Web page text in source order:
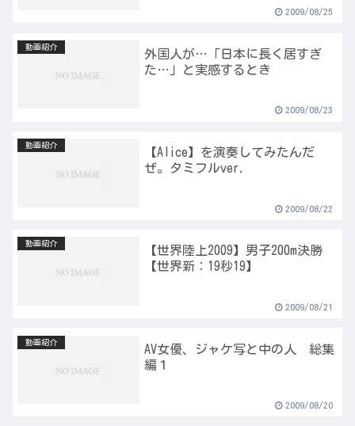
2009/08/25
動画紹介
外国人が…「日本に長く居すぎ
た…」と実感するとき
2009/08/23
動画紹介
【Alice】を演奏してみたんだ
ぜ。タミフルver.
2009/08/22
動画紹介
【世界陸上2009】男子200m決勝
【世界新：19秒19】
2009/08/21
動画紹介
AV女優、ジャケ写と中の人 総集
編１
2009/08/20